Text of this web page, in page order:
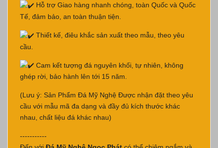
Hỗ trợ Giao hàng nhanh chóng, toàn Quốc và Quốc
Tế, đảm bảo, an toàn thuận tiện.
Thiết kế, điêu khắc sản xuất theo mẫu, theo yêu
cầu.
Cam kết tượng đá nguyên khối, tự nhiên, không
ghép rời, bảo hành lên tới 15 năm.
(Lưu ý: Sản Phẩm Đá Mỹ Nghệ Được nhận đặt theo yêu
cầu với mẫu mã đa dạng và đầy đủ kích thước khác
nhau, chất liệu đá khác nhau)
-----------